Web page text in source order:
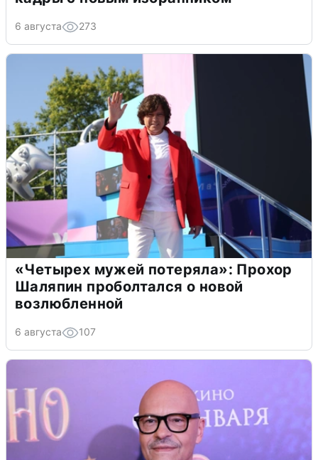
6 августа 273
«Четырех мужей потеряла»: Прохор
Шаляпин проболтался о новой
возлюбленной
6 августа 107